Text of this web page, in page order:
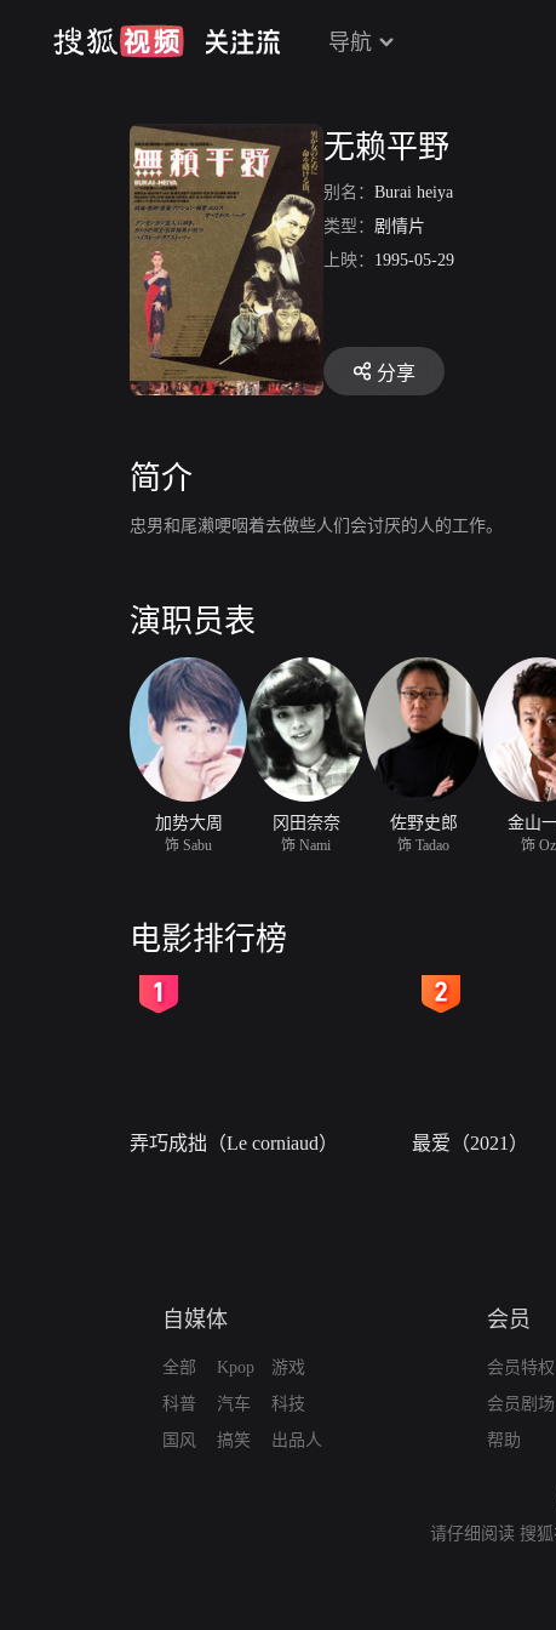
导航
无赖平野
别名： Burai heiya
类型： 剧情片
上映： 1995-05-29
分享
简介
忠男和尾濑哽咽着去做些人们会讨厌的人的工作。
演职员表
加势大周
饰 Sabu
冈田奈奈
饰 Nami
佐野史郎
饰 Tadao
金山
饰
电影排行榜
弄巧成拙（Le corniaud） 最爱（2021）
自媒体
全部
科普
国风
Kpop
汽车
搞笑
游戏
科技
出品人
会员
会员特权
会员剧场
帮助
请仔细阅读 搜